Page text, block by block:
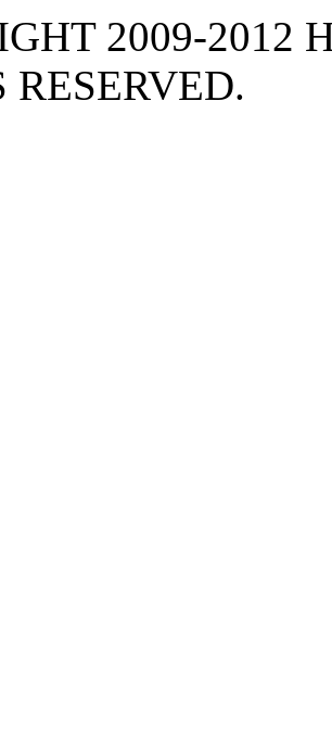
2009-2012
RESERVED.